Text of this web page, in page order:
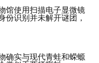
馆使用扫描电子显微镜
份识别并未解开谜团，
确实与现代青蛙和蝾螈